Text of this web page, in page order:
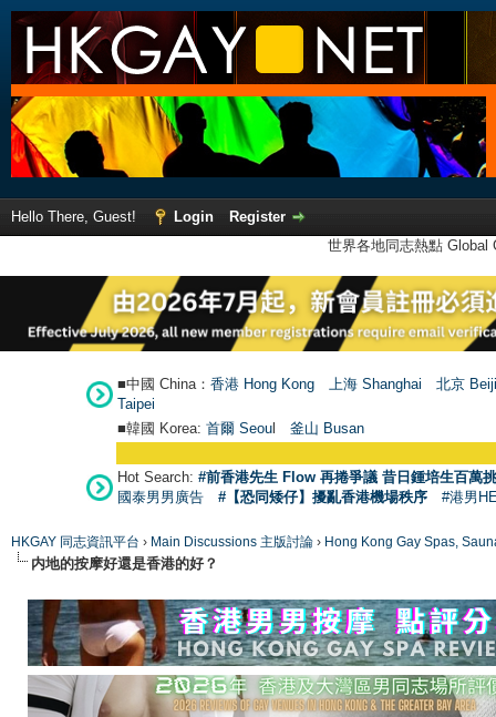
Hello There, Guest! Login
Register
世界各地同志熱點
■中國 China： 香港 Hong Kong 上海 Shanghai
北京
Taipei
■韓國 Korea: 首爾 Seoul 釜山 Busan
Hot Search: #前香港先生 Flow 再捲爭議 昔日鍾培生百萬
國泰男男廣告
#【恐同矮仔】擾亂香港機場秩序 #港男
HKGAY 同志資訊平台 › Main Discussions 主版討論 › Hong Kong Gay Spas,
内地的按摩好還是香港的好？